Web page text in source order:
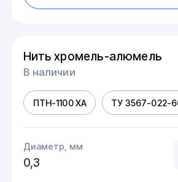
Нить хромель-алюмель
В наличии
ПТН-1100 ХА ТУ 3567-022-
Диаметр, мм
0,3